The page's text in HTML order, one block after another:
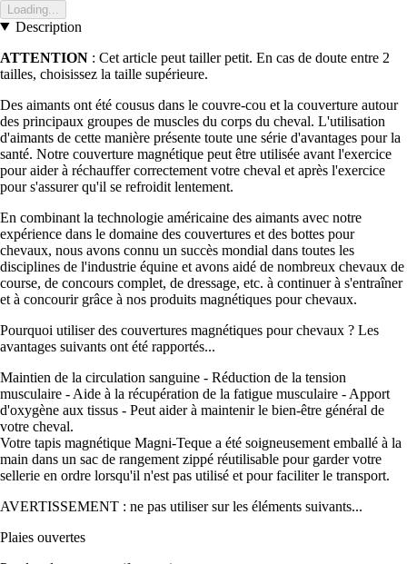
Loading...
Description
ATTENTION : Cet article peut tailler petit. En cas de doute entre 2
tailles, choisissez la taille supérieure.
Des aimants ont été cousus dans le couvre-cou et la couverture autour
des principaux groupes de muscles du corps du cheval. L'utilisation
d'aimants de cette manière présente toute une série d'avantages pour la
santé. Notre couverture magnétique peut être utilisée avant l'exercice
pour aider à réchauffer correctement votre cheval et après l'exercice
pour s'assurer qu'il se refroidit lentement.
En combinant la technologie américaine des aimants avec notre
expérience dans le domaine des couvertures et des bottes pour
chevaux, nous avons connu un succès mondial dans toutes les
disciplines de l'industrie équine et avons aidé de nombreux chevaux de
course, de concours complet, de dressage, etc. à continuer à s'entraîner
et à concourir grâce à nos produits magnétiques pour chevaux.
Pourquoi utiliser des couvertures magnétiques pour chevaux ? Les
avantages suivants ont été rapportés...
Maintien de la circulation sanguine - Réduction de la tension
musculaire - Aide à la récupération de la fatigue musculaire - Apport
d'oxygène aux tissus - Peut aider à maintenir le bien-être général de
votre cheval.
Votre tapis magnétique Magni-Teque a été soigneusement emballé à la
main dans un sac de rangement zippé réutilisable pour garder votre
sellerie en ordre lorsqu'il n'est pas utilisé et pour faciliter le transport.
AVERTISSEMENT : ne pas utiliser sur les éléments suivants...
Plaies ouvertes